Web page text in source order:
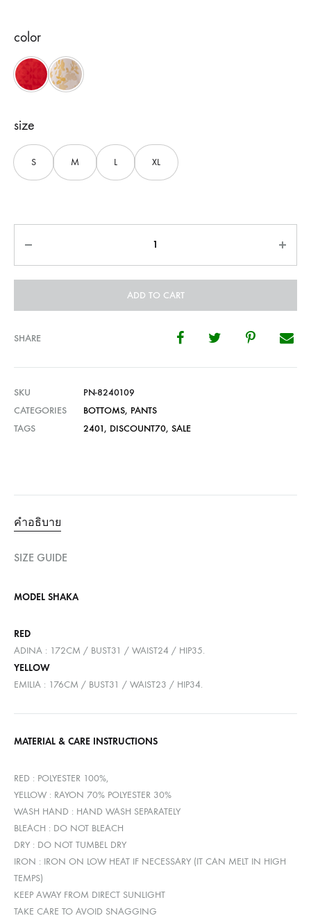
color
Red Yellow
size
S M L XL
ADD TO CART
SHARE
SKU
PN-8240109
CATEGORIES
BOTTOMS, PANTS
TAGS
2401, DISCOUNT70, SALE
คำอธิบาย
SIZE GUIDE
MODEL SHAKA
RED
ADINA : 172CM / BUST31 / WAIST24 / HIP35.
YELLOW
EMILIA : 176CM / BUST31 / WAIST23 / HIP34.
MATERIAL & CARE INSTRUCTIONS
RED : POLYESTER 100%,
YELLOW : RAYON 70% POLYESTER 30%
WASH HAND : HAND WASH SEPARATELY
BLEACH : DO NOT BLEACH
DRY : DO NOT TUMBEL DRY
IRON : IRON ON LOW HEAT IF NECESSARY (IT CAN MELT IN HIGH
TEMPS)
KEEP AWAY FROM DIRECT SUNLIGHT
TAKE CARE TO AVOID SNAGGING